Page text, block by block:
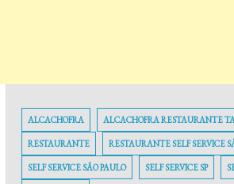
ALCACHOFRA ALCACHOFRA RESTAURANTE
RESTAURANTE RESTAURANTE SELF SERVICE
SELF SERVICE SÃO PAULO SELF SERVICE SP